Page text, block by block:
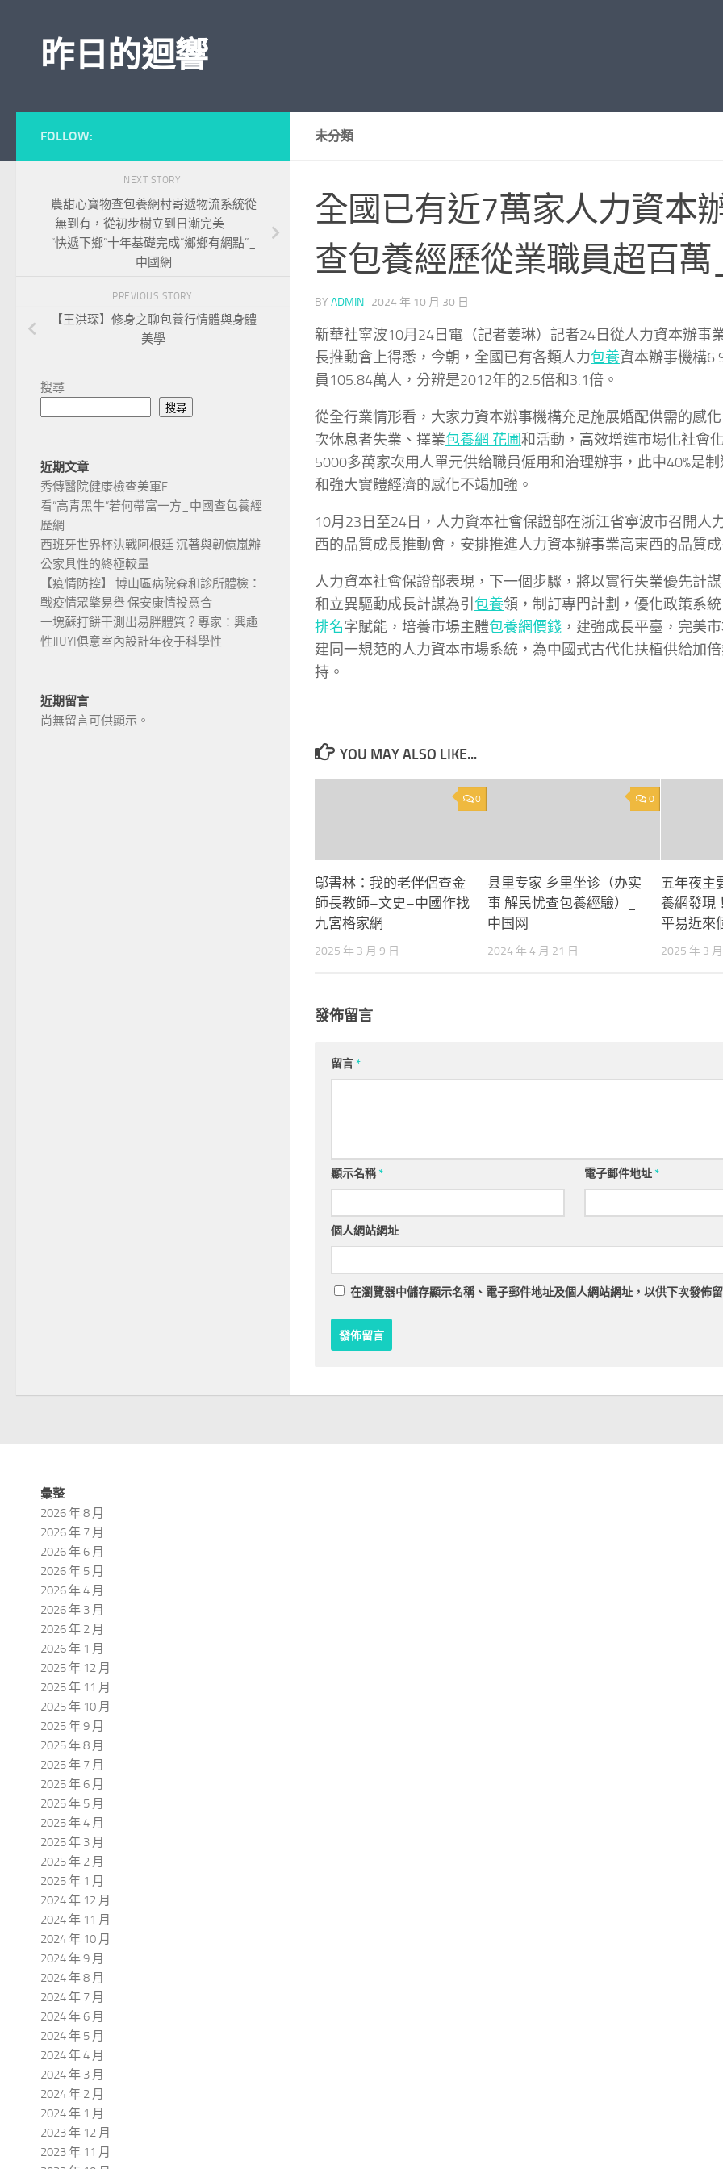
昨日的迴響
未分類
全國已有近7萬家人力資本
查包養經歷從業職員超百萬
BY ADMIN · 2024 年 10 月 30 日
新華社寧波10月24日電（記者姜琳）記者24日從人力資本辦事
長推動會上得悉，今朝，全國已有各類人力包養資本辦事機構
員105.84萬人，分辨是2012年的2.5倍和3.1倍。
從全行業情形看，大家力資本辦事機構充足施展婚配供需的感
次休息者失業、擇業包養網 花圃和活動，高效增進市場化社會
5000多萬家次用人單元供給職員僱用和治理辦事，此中40%是
和強大實體經濟的感化不竭加強。
10月23日至24日，人力資本社會保證部在浙江省寧波市召開人
西的品質成長推動會，安排推進人力資本辦事業高東西的品質成
人力資本社會保證部表現，下一個步驟，將以實行失業優先計
和立異驅動成長計謀為引 包養領，制訂專門計劃，優化政策系
排名字賦能，培養市場主體包養網價錢 ，建強成長平臺，完美
建同一規范的人力資本市場系統，為中國式古代化扶植供給加
持。
YOU MAY ALSO LIKE...
0
鄔書林：我的老伴侶查金
師長教師–文史–中國作找
九宮格家網
2025 年 3 月 9 日
0
县里专家 乡里坐诊（办实
事 解民忧查包養經驗）_
中国网
2024 年 4 月 21 日
五年夜主
養網發現
平易近來
2025 年 3
發佈留言
留言*
顯示名稱* 電子郵件地址*
個人網站網址
在瀏覽器中儲存顯示名稱、電子郵件地址及個人網站網址，以供下次發佈
FOLLOW:
NEXT STORY
農甜心寶物查包養網村寄遞物流系統從
無到有，從初步樹立到日漸完美——
“快遞下鄉”十年基礎完成“鄉鄉有網點”_
中國網
PREVIOUS STORY
【王洪琛】修身之聊包養行情體與身體
美學
搜尋
搜尋
近期文章
秀傳醫院健康檢查美軍F
看“高青黑牛”若何帶富一方_中國查包養經
歷網
西班牙世界杯決戰阿根廷 沉著與韌億嵐辦
公家具性的終極較量
【疫情防控】 博山區病院森和診所體檢：
戰疫情眾擎易舉 保安康情投意合
一塊蘇打餅干測出易胖體質？專家：興趣
性JIUYI俱意室內設計年夜于科學性
近期留言
尚無留言可供顯示。
彙整
2026 年 8 月
2026 年 7 月
2026 年 6 月
2026 年 5 月
2026 年 4 月
2026 年 3 月
2026 年 2 月
2026 年 1 月
2025 年 12 月
2025 年 11 月
2025 年 10 月
2025 年 9 月
2025 年 8 月
2025 年 7 月
2025 年 6 月
2025 年 5 月
2025 年 4 月
2025 年 3 月
2025 年 2 月
2025 年 1 月
2024 年 12 月
2024 年 11 月
2024 年 10 月
2024 年 9 月
2024 年 8 月
2024 年 7 月
2024 年 6 月
2024 年 5 月
2024 年 4 月
2024 年 3 月
2024 年 2 月
2024 年 1 月
2023 年 12 月
2023 年 11 月